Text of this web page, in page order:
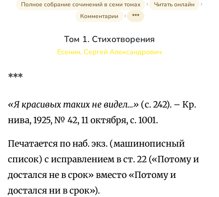
Полное собрание сочинений в семи томах
Читать онлайн
Комментарии
***
Том 1. Стихотворения
Есенин, Сергей Александрович
***
«Я красивых таких не видел…» (с. 242). – Кр.
нива, 1925, № 42, 11 октября, с. 1001.
Печатается по наб. экз. (машинописный
список) с исправлением в ст. 22 («Потому и
достался не в срок» вместо «Потому и
достался ни в срок»).